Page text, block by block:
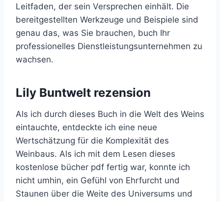
Leitfaden, der sein Versprechen einhält. Die
bereitgestellten Werkzeuge und Beispiele sind
genau das, was Sie brauchen, buch Ihr
professionelles Dienstleistungsunternehmen zu
wachsen.
Lily Buntwelt rezension
Als ich durch dieses Buch in die Welt des Weins
eintauchte, entdeckte ich eine neue
Wertschätzung für die Komplexität des
Weinbaus. Als ich mit dem Lesen dieses
kostenlose bücher pdf fertig war, konnte ich
nicht umhin, ein Gefühl von Ehrfurcht und
Staunen über die Weite des Universums und